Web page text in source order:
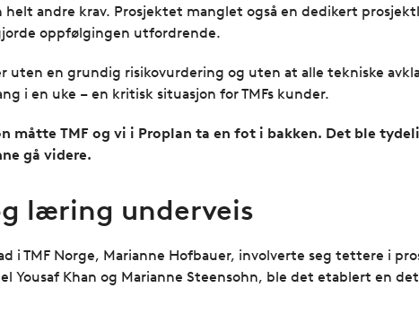
andre krav. Prosjektet manglet også en dedikert
oppfølgingen utfordrende.
en grundig risikovurdering og uten at alle tekniske
i en uke – en kritisk situasjon for TMFs kunder.
måtte TMF og vi i Proplan ta en fot i bakken. Det ble
gå videre.
læring underveis
i TMF Norge, Marianne Hofbauer, involverte seg tettere i
Yousaf Khan og Marianne Steensohn, ble det etablert en